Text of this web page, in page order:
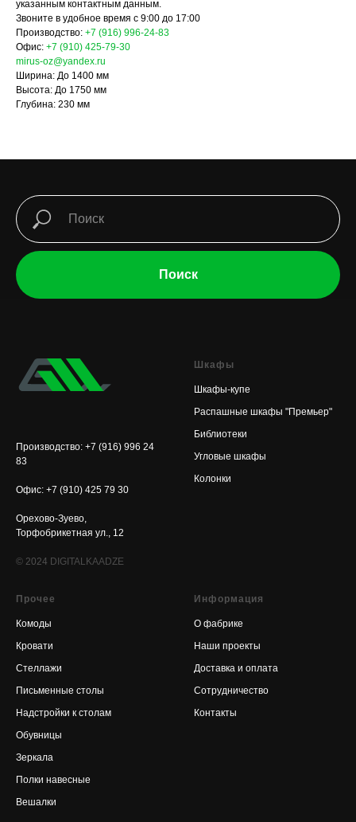
указанным контактным данным.
Звоните в удобное время с 9:00 до 17:00
Производство: +7 (916) 996-24-83
Офис: +7 (910) 425-79-30
mirus-oz@yandex.ru
Ширина: До 1400 мм
Высота: До 1750 мм
Глубина: 230 мм
Поиск
Производство: +7 (916) 996 24
83
Офис: +7 (910) 425 79 30
Орехово-Зуево,
Торфобрикетная ул., 12
© 2024 DIGITALKAADZE
Шкафы
Шкафы-купе
Распашные шкафы "Премьер"
Библиотеки
Угловые шкафы
Колонки
Прочее
Комоды
Кровати
Стеллажи
Письменные столы
Надстройки к столам
Обувницы
Зеркала
Полки навесные
Вешалки
Информация
О фабрике
Наши проекты
Доставка и оплата
Сотрудничество
Контакты